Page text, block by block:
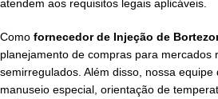
atendem aos requisitos legais aplicáveis.
Como fornecedor de Injeção de
planejamento de compras para mercados
semirregulados. Além disso, nossa
manuseio especial, orientação de